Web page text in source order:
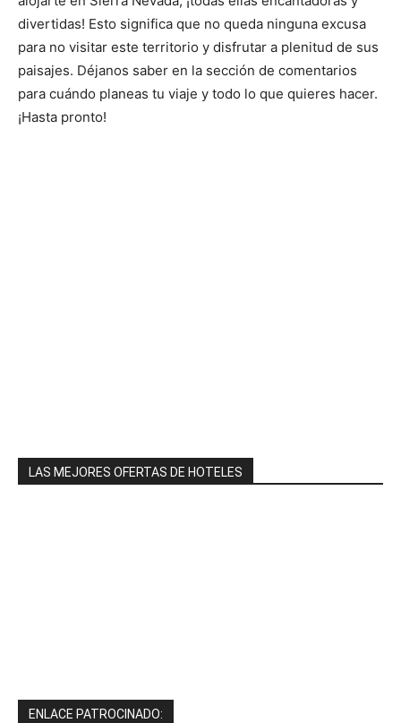
divertidas! Esto significa que no queda ninguna excusa
para no visitar este territorio y disfrutar a plenitud de sus
paisajes. Déjanos saber en la sección de comentarios
para cuándo planeas tu viaje y todo lo que quieres hacer.
¡Hasta pronto!
LAS MEJORES OFERTAS DE HOTELES
ENLACE PATROCINADO: